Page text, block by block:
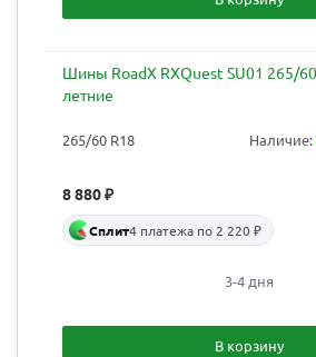
Шины RoadX RXQuest SU01 265/
летние
265/60 R18 Наличие:
8 880₽
Сплит4 платежа по 2 220 ₽
3-4 дня
В корзину